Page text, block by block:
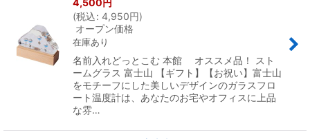
4,500円
(税込: 4,950円)
オープン価格
在庫あり
名前入れどっとこむ 本館 オススメ品！ スト
ームグラス 富士山 【ギフト】【お祝い】富士山
をモチーフにした美しいデザインのガラスフロ
ート温度計は、あなたのお宅やオフィスに上品
な雰…